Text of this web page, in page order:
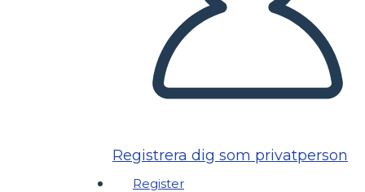
Registrera dig som privatperson
Register